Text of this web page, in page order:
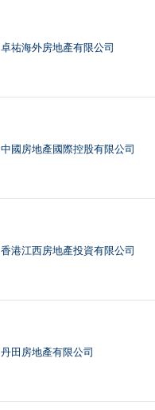
卓祐海外房地產有限公司
中國房地產國際控股有限公司
香港江西房地產投資有限公司
丹田房地產有限公司